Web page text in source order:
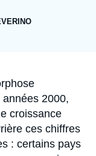
2000,
croissance
ces chiffres
: certains pays